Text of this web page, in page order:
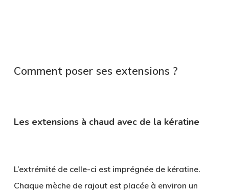
Comment poser ses extensions ?
Les extensions à chaud avec de la kératine
L’extrémité de celle-ci est imprégnée de kératine.
Chaque mèche de rajout est placée à environ un